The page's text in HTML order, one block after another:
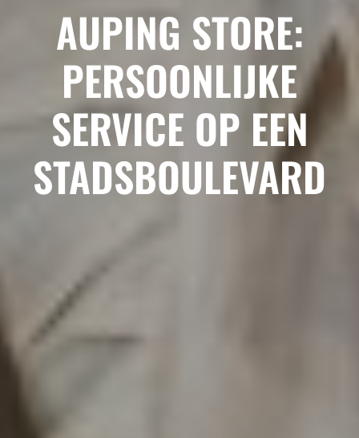
AUPING STORE:
PERSOONLIJKE
SERVICE OP EEN
STADSBOULEVARD